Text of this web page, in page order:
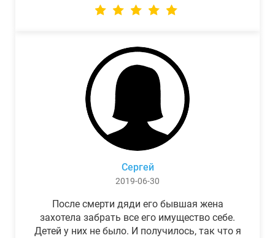
Сергей
2019-06-30
После смерти дяди его бывшая жена
захотела забрать все его имущество себе.
Детей у них не было. И получилось, так что я